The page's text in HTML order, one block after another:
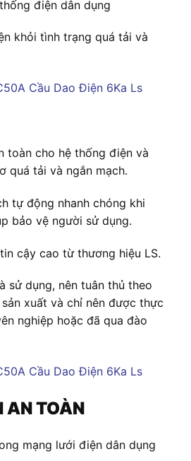
điện dân dụng
khỏi tình trạng quá tải và
toàn cho hệ thống điện và
quá tải và ngắn mạch.
tự động nhanh chóng khi
bảo vệ người sử dụng.
cậy cao từ thương hiệu LS.
sử dụng, nên tuân thủ theo
xuất và chỉ nên được thực
nghiệp hoặc đã qua đào
AN TOÀN
mạng lưới điện dân dụng